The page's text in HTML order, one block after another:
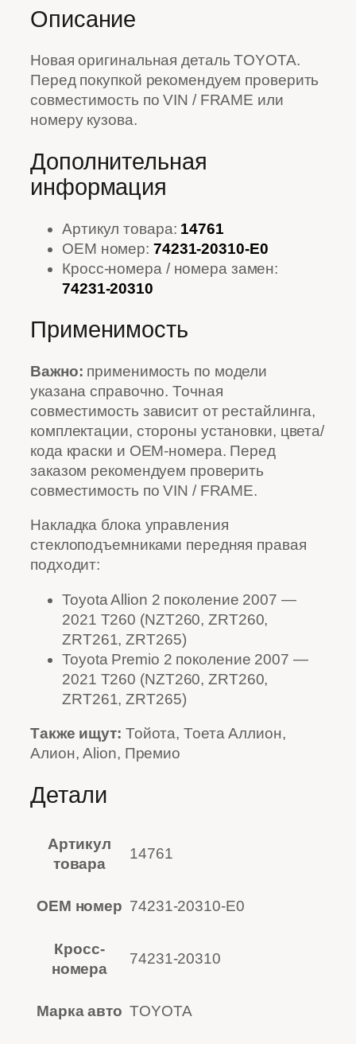
Описание
Новая оригинальная деталь TOYOTA.
Перед покупкой рекомендуем проверить
совместимость по VIN / FRAME или
номеру кузова.
Дополнительная
информация
Артикул товара: 14761
OEM номер: 74231-20310-E0
Кросс-номера / номера замен:
74231-20310
Применимость
Важно: применимость по модели
указана справочно. Точная
совместимость зависит от рестайлинга,
комплектации, стороны установки, цвета/
кода краски и OEM-номера. Перед
заказом рекомендуем проверить
совместимость по VIN / FRAME.
Накладка блока управления
стеклоподъемниками передняя правая
подходит:
Toyota Allion 2 поколение 2007 —
2021 T260 (NZT260, ZRT260,
ZRT261, ZRT265)
Toyota Premio 2 поколение 2007 —
2021 T260 (NZT260, ZRT260,
ZRT261, ZRT265)
Также ищут: Тойота, Тоета Аллион,
Алион, Alion, Премио
Детали
Артикул
товара
14761
OEM номер 74231-20310-E0
Кросс-
номера
74231-20310
Марка авто TOYOTA